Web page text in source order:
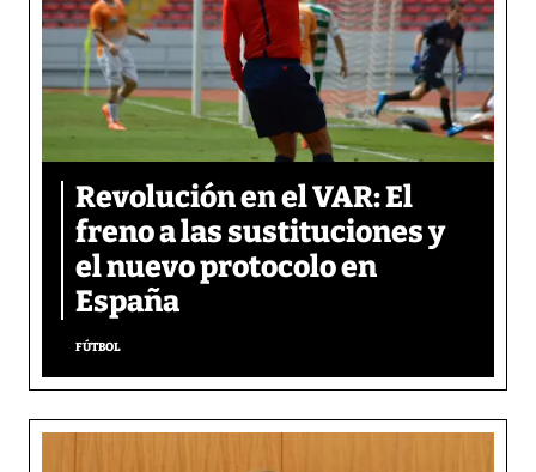
Revolución en el VAR: El
freno a las sustituciones y
el nuevo protocolo en
España
FÚTBOL